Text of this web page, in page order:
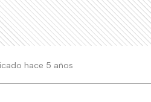
hace 5 años